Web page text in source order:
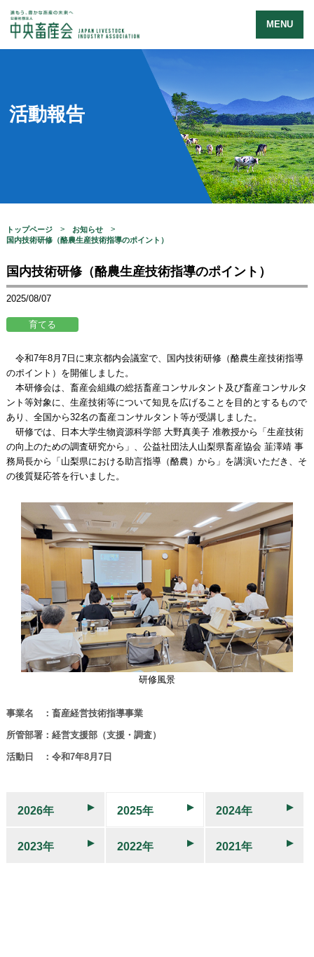
MENU
活動報告
トップページ
お知らせ
国内技術研修（酪農生産技術指導のポイント）
国内技術研修（酪農生産技術指導のポイント）
2025/08/07
令和7年8月7日に東京都内会議室で、国内技術研修（酪農生産技術指導
のポイント）を開催しました。
本研修会は、畜産会組織の総括畜産コンサルタント及び畜産コンサルタ
ント等対象に、生産技術等について知見を広げることを目的とするもので
あり、全国から32名の畜産コンサルタント等が受講しました。
研修では、日本大学生物資源科学部 大野真美子 准教授から「生産技術
の向上のための調査研究から」、公益社団法人山梨県畜産協会 韮澤靖 事
務局長から「山梨県における助言指導（酪農）から」を講演いただき、そ
の後質疑応答を行いました。
研修風景
事業名 ：畜産経営技術指導事業
所管部署：経営支援部（支援・調査）
活動日 ：令和7年8月7日
2026年 2025年 2024年
2023年 2022年 2021年